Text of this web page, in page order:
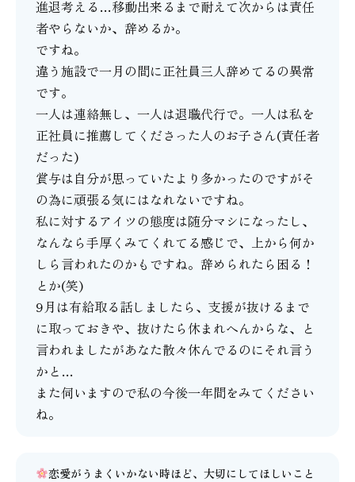
進退考える…移動出来るまで耐えて次からは責任
者やらないか、辞めるか。
ですね。
違う施設で一月の間に正社員三人辞めてるの異常
です。
一人は連絡無し、一人は退職代行で。一人は私を
正社員に推薦してくださった人のお子さん(責任者
だった)
賞与は自分が思っていたより多かったのですがそ
の為に頑張る気にはなれないですね。
私に対するアイツの態度は随分マシになったし、
なんなら手厚くみてくれてる感じで、上から何か
しら言われたのかもですね。辞められたら困る！
とか(笑)
9月は有給取る話しましたら、支援が抜けるまで
に取っておきや、抜けたら休まれへんからな、と
言われましたがあなた散々休んでるのにそれ言う
かと…
また伺いますので私の今後一年間をみてください
ね。
恋愛がうまくいかない時ほど、大切にしてほしいこと